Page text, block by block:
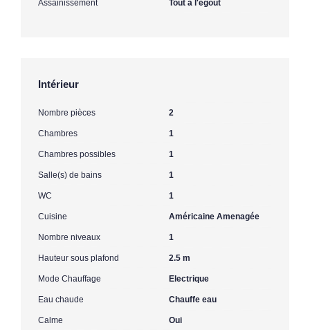
Assainissement Tout à l'égout
Intérieur
Nombre pièces 2
Chambres 1
Chambres possibles 1
Salle(s) de bains 1
WC 1
Cuisine Américaine Amenagée
Nombre niveaux 1
Hauteur sous plafond 2.5 m
Mode Chauffage Electrique
Eau chaude Chauffe eau
Calme Oui